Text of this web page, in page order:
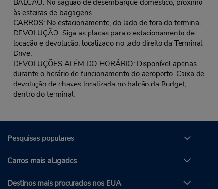
BALCÃO: No saguão de desembarque doméstico, próximo
às esteiras de bagagens.
CARROS: No estacionamento, do lado de fora do terminal.
DEVOLUÇÃO: Siga as placas para o estacionamento de
locação e devolução, localizado no lado direito da Terminal
Drive.
DEVOLUÇÕES ALÉM DO HORÁRIO: Disponível apenas
durante o horário de funcionamento do aeroporto. Caixa de
devolução de chaves localizada no balcão da Budget,
dentro do terminal.
Pesquisas populares
Carros mais alugados
Destinos mais procurados nos EUA